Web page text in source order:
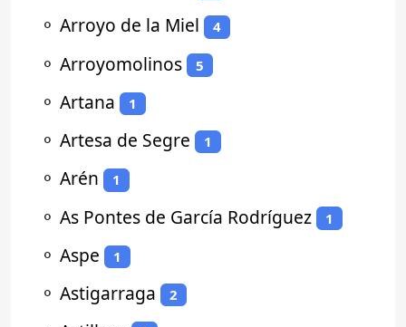
⚬ Arroyo de la Miel 4
⚬ Arroyomolinos 5
⚬ Artana 1
⚬ Artesa de Segre 1
⚬ Arén 1
⚬ As Pontes de García Rodríguez 1
⚬ Aspe 1
⚬ Astigarraga 2